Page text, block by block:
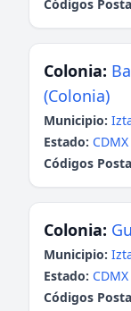
Códigos
Colonia:
(Colonia)
Municipio:
Estado: CDMX
Códigos
Colonia:
Municipio:
Estado: CDMX
Códigos